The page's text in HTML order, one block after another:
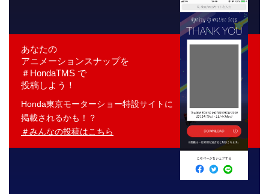
あなたの
アニメーションスナップを
＃HondaTMS で
投稿しよう！
Honda東京モーターショー特設サイトに
掲載されるかも！？
＃みんなの投稿はこちら